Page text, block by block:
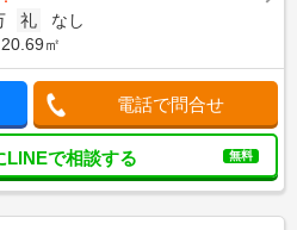
礼
なし
20.69㎡
電話で問合せ
LINEで相談する 無料